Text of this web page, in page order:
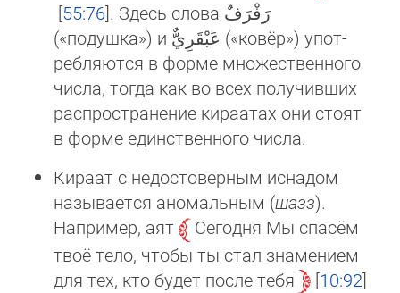
55:76 . Здесь слова رَفْرَفٌ
(«подушка») и عَبْقَرِيٌّ («ковёр») упот­
реб­ля­ются в форме множественного
числа, тогда как во всех получивших
распространение кираатах они стоят
в фор­ме един­ст­вен­ного числа.
Кираат с недостоверным иснадом
называется аномальным (ша̄зз).
Например, аят
Сегодня Мы спасём
твоё тело, чтобы ты стал знамением
для тех, кто будет после тебя
10:92